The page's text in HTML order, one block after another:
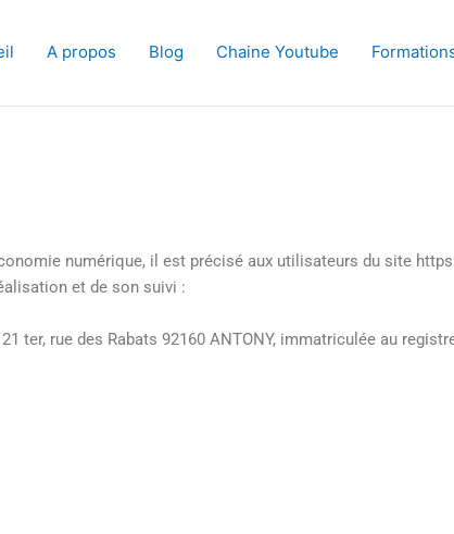
A propos Blog Chaine Youtube
numérique, il est précisé aux utilisateurs du site
et de son suivi :
ter, rue des Rabats 92160 ANTONY, immatriculée au